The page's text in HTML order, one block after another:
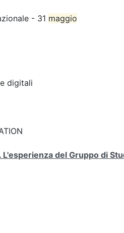
- 31 maggio
digitali
del Gruppo di